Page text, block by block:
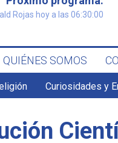
Rojas hoy a las 06:30:00
QUIÉNES SOMOS
Curiosidades y